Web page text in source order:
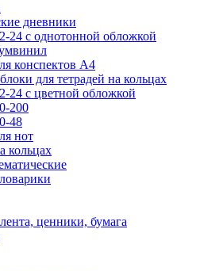
дневники
24 с однотонной обложкой
конспектов А4
для тетрадей на кольцах
24 с цветной обложкой
200
48
нот
кольцах
ценники, бумага